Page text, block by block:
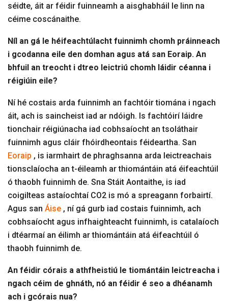
séidte, áit ar féidir fuinneamh a aisghabháil le linn na
céime coscánaithe.
Níl an gá le héifeachtúlacht fuinnimh chomh práinneach
i gcodanna eile den domhan agus atá san Eoraip. An
bhfuil an treocht i dtreo leictriú chomh láidir céanna i
réigiúin eile?
Ní hé costais arda fuinnimh an fachtóir tiomána i ngach
áit, ach is saincheist iad ar ndóigh. Is fachtóirí láidre
tionchair réigiúnacha iad cobhsaíocht an tsoláthair
fuinnimh agus cláir fhóirdheontais féideartha. San
Eoraip , is iarmhairt de phraghsanna arda leictreachais
tionsclaíocha an t-éileamh ar thiomántáin atá éifeachtúil
ó thaobh fuinnimh de. Sna Stáit Aontaithe, is iad
coigilteas astaíochtaí CO2 is mó a spreagann forbairtí.
Agus san Áise , ní gá gurb iad costais fuinnimh, ach
cobhsaíocht agus infhaighteacht fuinnimh, is catalaíoch
i dtéarmaí an éilimh ar thiomántáin atá éifeachtúil ó
thaobh fuinnimh de.
An féidir córais a athfheistiú le tiomántáin leictreacha i
ngach céim de ghnáth, nó an féidir é seo a dhéanamh
ach i gcórais nua?